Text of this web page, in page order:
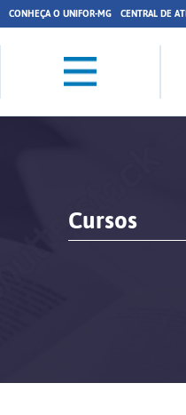
CONHEÇA O UNIFOR-MG CENTRAL DE
Cursos